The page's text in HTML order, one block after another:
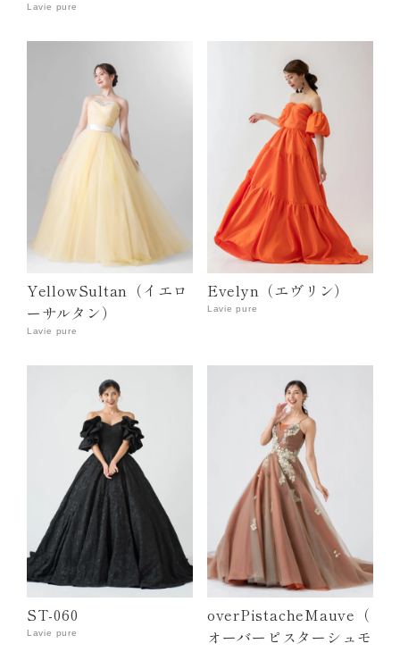
Lavie pure
YellowSultan（イエロ
ーサルタン）
Lavie pure
Evelyn（エヴリン）
Lavie pure
ST-060
Lavie pure
overPistacheMauve（
オーバーピスターシュモ